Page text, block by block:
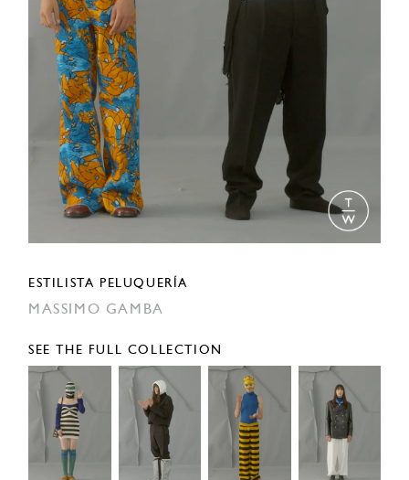
ESTILISTA PELUQUERÍA
MASSIMO GAMBA
SEE THE FULL COLLECTION